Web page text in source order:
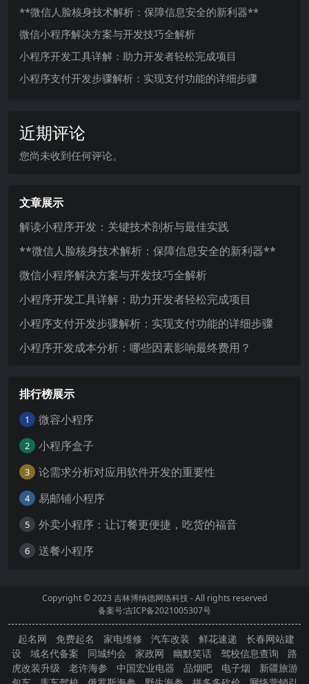
**微信人脸核身技术解析：保障信息安全的新利器**
微信小程序解决方案与开发技巧全解析
小程序开发工具详解：助力开发者轻松完成项目
小程序支付开发步骤解析：实现支付功能的详细步骤
近期评论
您尚未收到任何评论。
文章展示
解读小程序开发：关键技术剖析与最佳实践
**微信人脸核身技术解析：保障信息安全的新利器**
微信小程序解决方案与开发技巧全解析
小程序开发工具详解：助力开发者轻松完成项目
小程序支付开发步骤解析：实现支付功能的详细步骤
小程序开发成本分析：哪些因素影响最终费用？
排行榜展示
1 微容小程序
2 小程序盒子
3 论需求分析对应用软件开发的重要性
4 易邮铺小程序
5 外卖小程序：让订餐更便捷，吃货的福音
6 送餐小程序
Copyright © 2023吉林博纳德网络科技- All rights reserved
备案号:吉ICP备2021005307号
起名网 免费起名 家电维修 汽车改装 鲜花速递
长春网站建
设
域名代备案 同城约会 家政网 幽默笑话 驾校信息查询
路
虎改装升级
老许海参 中国宏业电器 品烟吧 电子烟
新疆旅游